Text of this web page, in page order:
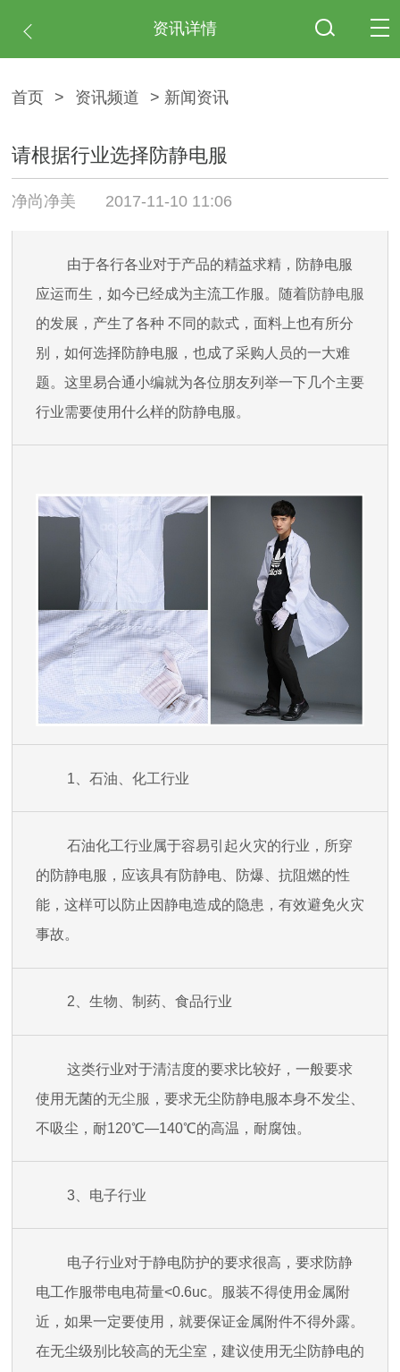
资讯详情
首页 > 资讯频道 > 新闻资讯
请根据行业选择防静电服
净尚净美 2017-11-10 11:06
由于各行各业对于产品的精益求精，防静电服
应运而生，如今已经成为主流工作服。随着防静电服
的发展，产生了各种 不同的款式，面料上也有所分
别，如何选择防静电服，也成了采购人员的一大难
题。这里易合通小编就为各位朋友列举一下几个主要
行业需要使用什么样的防静电服。
1、石油、化工行业
石油化工行业属于容易引起火灾的行业，所穿
的防静电服，应该具有防静电、防爆、抗阻燃的性
能，这样可以防止因静电造成的隐患，有效避免火灾
事故。
2、生物、制药、食品行业
这类行业对于清洁度的要求比较好，一般要求
使用无菌的无尘服 ，要求无尘防静电服本身不发尘、
不吸尘，耐120℃—140℃的高温，耐腐蚀。
3、电子行业
电子行业对于静电防护的要求很高，要求防静
电工作服带电电荷量<0.6uc。服装不得使用金属附
近，如果一定要使用，就要保证金属附件不得外露。
在无尘级别比较高的无尘室，建议使用无尘防静电的